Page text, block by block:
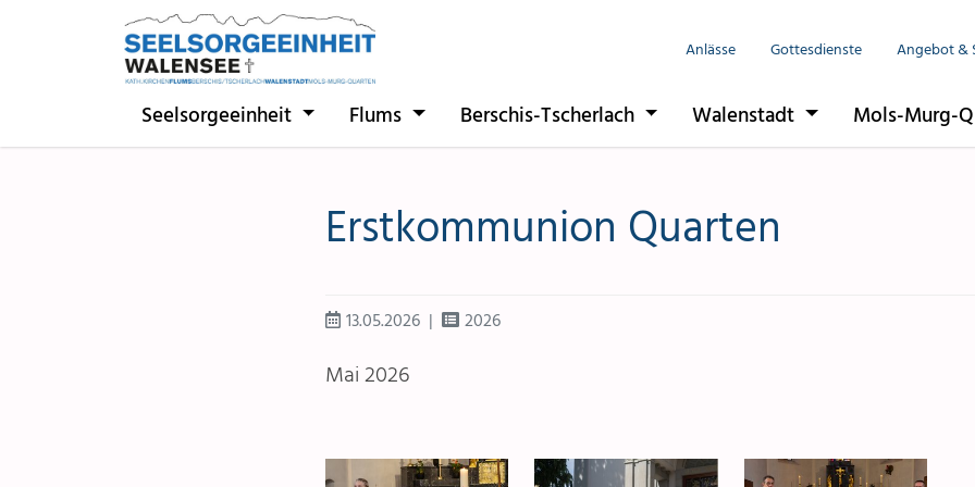
Direkt zur Hauptnavigation springen
Direkt zum Inhalt springen
Anlässe Gottesdienste Angebot &
Seelsorgeeinheit Flums Berschis-Tscherlach Walenstadt Mols-Murg-
Erstkommunion Quarten
13.05.2026 2026
Mai 2026